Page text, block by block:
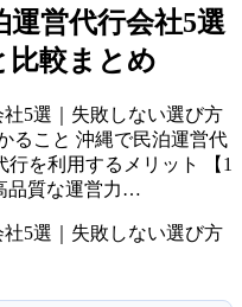
営代行会社5選
比較まとめ
5選｜失敗しない選び方
ること 沖縄で民泊運営代
を利用するメリット 【1
品質な運営力…
5選｜失敗しない選び方